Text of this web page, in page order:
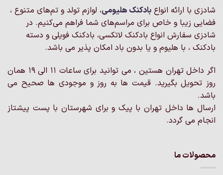
شادزی با ارائه انواع بادکنک‌ هلیومی، لوازم تولد و تم‌های متنوع ،
فضایی زیبا و خاص برای مراسم‌های شما فراهم می‌کنیم. در
شادزی سفارش انواع بادکنک لاتکسی، بادکنک فویلی و دسته
بادکنک ، با هلیوم و یا بدون باد امکان پذیر می باشد.
اگر داخل تهران هستین ، می توانید برای ساعات 11 الی 19 همان
روز تحویل بگیرید. قیمت ها به روز و موجودی ها صحیح می
باشد.
ارسال ها داخل تهران با پیک و برای شهرستان با پست پیشتاز
انجام می گردد.
محصولات ما